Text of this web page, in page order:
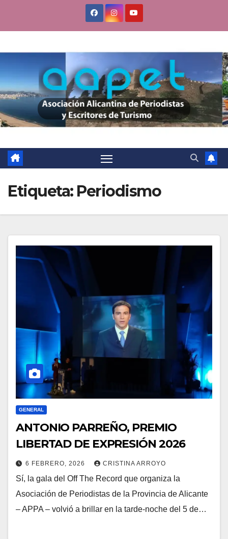
Etiqueta: Periodismo
GENERAL
ANTONIO PARREÑO, PREMIO
LIBERTAD DE EXPRESIÓN 2026
6 FEBRERO, 2026 CRISTINA ARROYO
Sí, la gala del Off The Record que organiza la
Asociación de Periodistas de la Provincia de Alicante
– APPA – volvió a brillar en la tarde-noche del 5 de…